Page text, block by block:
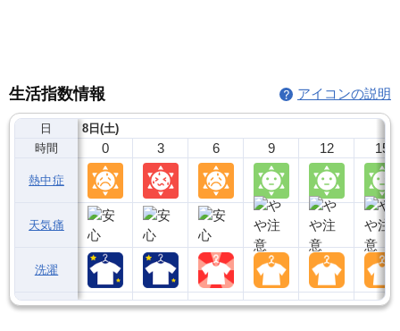
生活指数情報 アイコンの説明
日
時間
熱中症
天気痛
洗濯
8日(土)
0 3 6 9 12 15